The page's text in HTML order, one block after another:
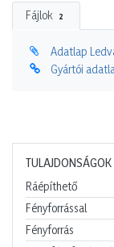
Fájlok 2
Adatlap
Gyártói
TULAJDONSÁGOK
Ráépíthető
Fényforrással
Fényforrás